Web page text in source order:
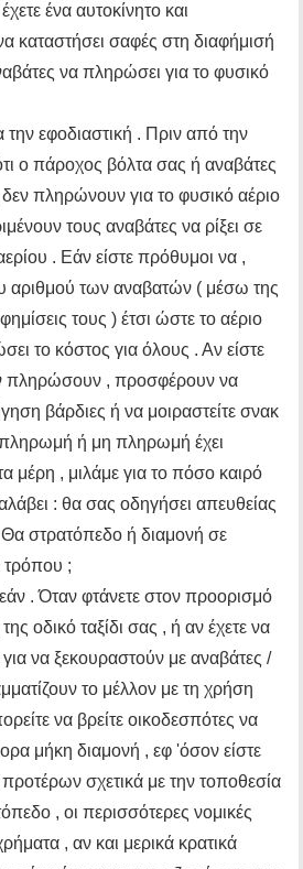
ένα αυτοκίνητο και
καταστήσει σαφές στη διαφήμισή
να πληρώσει για το φυσικό
εφοδιαστική . Πριν από την
ο πάροχος βόλτα σας ή αναβάτες
, δεν πληρώνουν για το φυσικό αέριο
τους αναβάτες να ρίξει σε
. Εάν είστε πρόθυμοι να ,
αριθμού των αναβατών ( μέσω της
τους ) έτσι ώστε το αέριο
το κόστος για όλους . Αν είστε
πληρώσουν , προσφέρουν να
βάρδιες ή να μοιραστείτε σνακ
ή μη πληρωμή έχει
μέρη , μιλάμε για το πόσο καιρό
: θα σας οδηγήσει απευθείας
στρατόπεδο ή διαμονή σε
τρόπου ;
. Όταν φτάνετε στον προορισμό
οδικό ταξίδι σας , ή αν έχετε να
να ξεκουραστούν με αναβάτες /
το μέλλον με τη χρήση
να βρείτε οικοδεσπότες να
μήκη διαμονή , εφ 'όσον είστε
σχετικά με την τοποθεσία
, οι περισσότερες νομικές
, αν και μερικά κρατικά